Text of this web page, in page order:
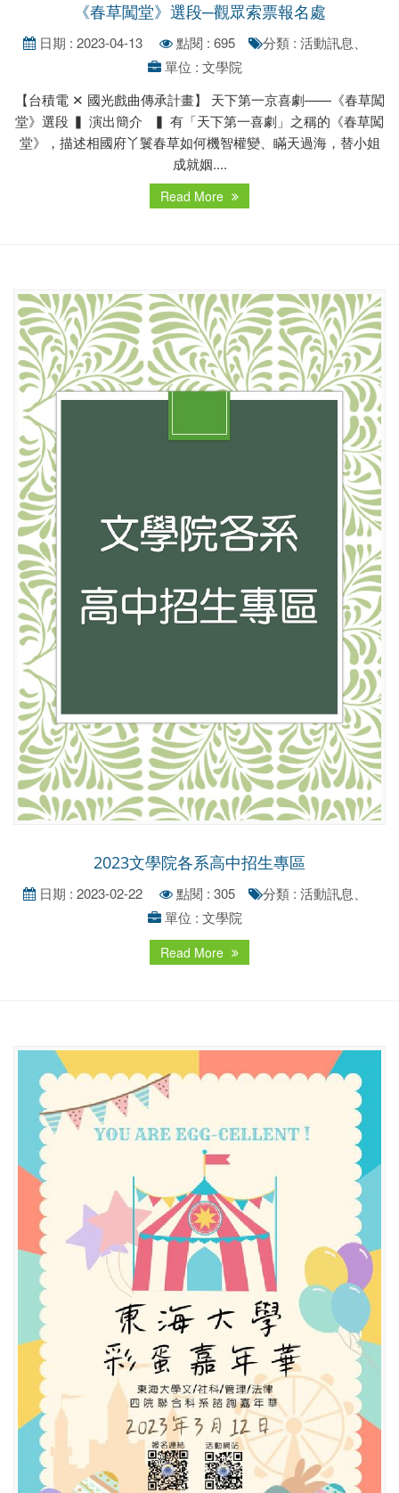
《春草闖堂》選段─觀眾索票報名處
日期 : 2023-04-13 點閱 : 695
分類 : 活動訊息、
單位 : 文學院
【台積電 ✕ 國光戲曲傳承計畫】 天下第一京喜劇——《春草闖
堂》選段 ▍ 演出簡介 ▍ 有「天下第一喜劇」之稱的《春草闖
堂》，描述相國府丫鬟春草如何機智權變、瞞天過海，替小姐
成就姻....
Read More
2023文學院各系高中招生專區
日期 : 2023-02-22 點閱 : 305
分類 : 活動訊息、
單位 : 文學院
Read More